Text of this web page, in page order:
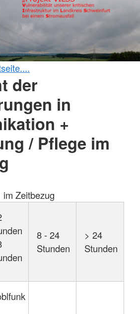
der
in
+
/ Pflege im
im Zeitbezug
8 - 24
Stunden
> 24
Stunden